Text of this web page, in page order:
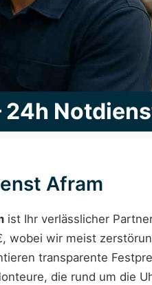
24h
Afram
ist Ihr verlässlicher
wobei wir meist
transparente
die rund um die